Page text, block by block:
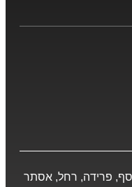
פרידה, רחל, אסתר